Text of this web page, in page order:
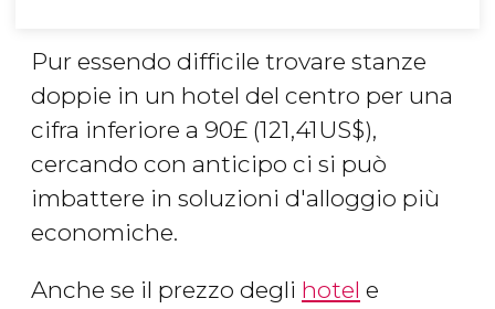
Pur essendo difficile trovare stanze
doppie in un hotel del centro per una
cifra inferiore a 90£ (121,41 US$),
cercando con anticipo ci si può
imbattere in soluzioni d'alloggio più
economiche.
Anche se il prezzo degli hotel e